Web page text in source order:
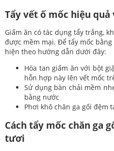
Tẩy vết ố mốc hiệu quả
Giấm ăn có tác dụng tẩy trắng,
được mềm mại. Để tẩy mốc
hiện theo hướng dẫn dưới đây:
Hòa tan giấm ăn với bột
hỗn hợp này lên vết mốc
Sử dụng bàn chải mềm
bằng nước
Phơi khô chăn ga gối đệm
Cách tẩy mốc chăn ga
tươi